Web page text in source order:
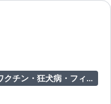
当院にて予防医療（混合ワクチン・狂犬病・フィラリア・ノミダニ予防）を受けている患者専用